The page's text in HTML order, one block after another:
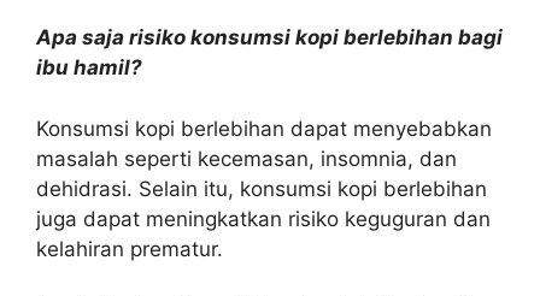
Apa saja risiko konsumsi kopi berlebihan bagi
ibu hamil?
Konsumsi kopi berlebihan dapat menyebabkan
masalah seperti kecemasan, insomnia, dan
dehidrasi. Selain itu, konsumsi kopi berlebihan
juga dapat meningkatkan risiko keguguran dan
kelahiran prematur.